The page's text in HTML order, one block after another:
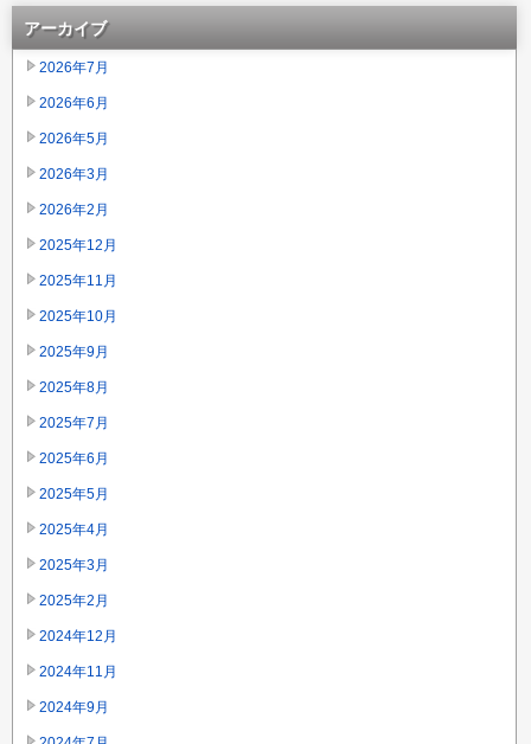
アーカイブ
2026年7月
2026年6月
2026年5月
2026年3月
2026年2月
2025年12月
2025年11月
2025年10月
2025年9月
2025年8月
2025年7月
2025年6月
2025年5月
2025年4月
2025年3月
2025年2月
2024年12月
2024年11月
2024年9月